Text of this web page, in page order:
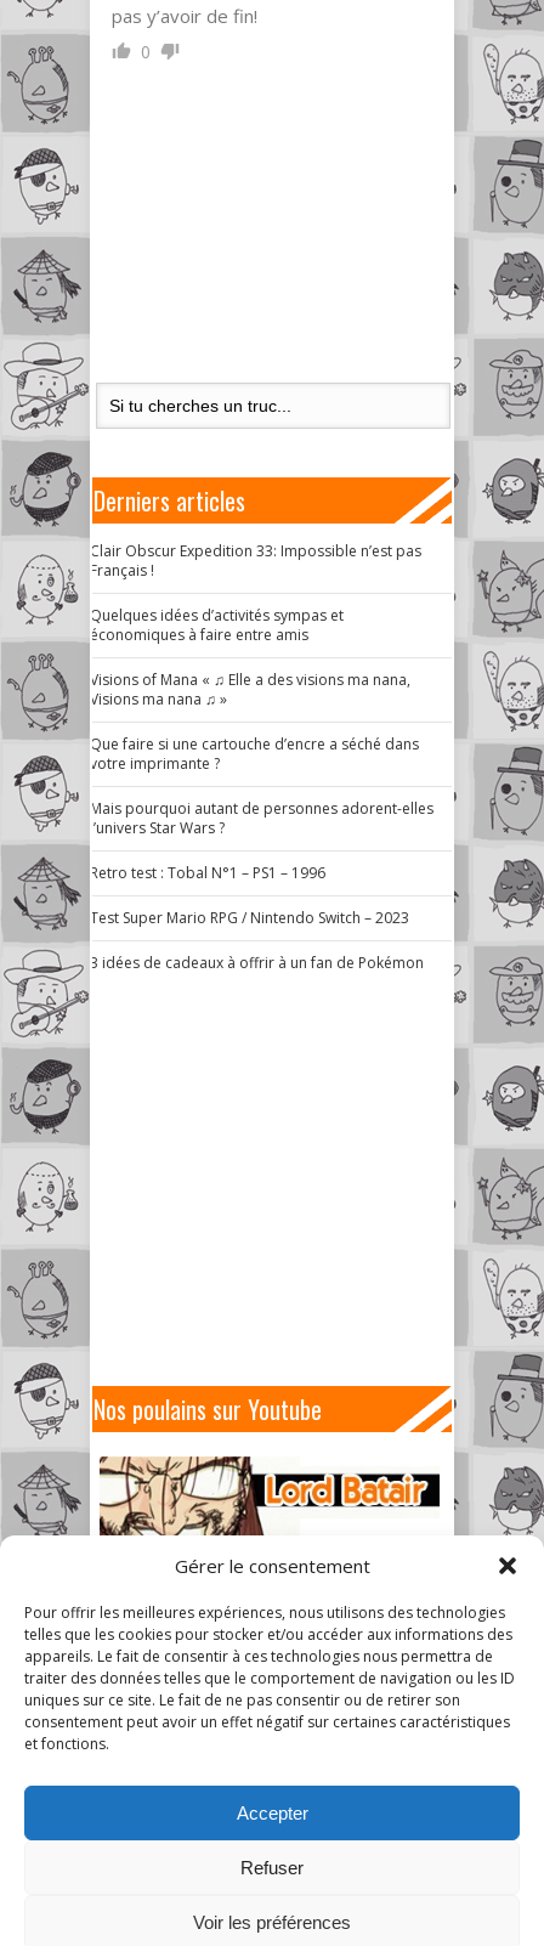
Gérer le consentement
Pour offrir les meilleures expériences, nous utilisons des technologies
telles que les cookies pour stocker et/ou accéder aux informations des
appareils. Le fait de consentir à ces technologies nous permettra de
traiter des données telles que le comportement de navigation ou les ID
uniques sur ce site. Le fait de ne pas consentir ou de retirer son
consentement peut avoir un effet négatif sur certaines caractéristiques
et fonctions.
Accepter
Refuser
Voir les préférences
pas y’avoir de fin!
0
Derniers articles
Clair Obscur Expedition 33: Impossible n’est pas
Français !
Quelques idées d’activités sympas et
économiques à faire entre amis
Visions of Mana « ♫ Elle a des visions ma nana,
Visions ma nana ♫ »
Que faire si une cartouche d’encre a séché dans
votre imprimante ?
Mais pourquoi autant de personnes adorent-elles
l’univers Star Wars ?
Retro test : Tobal N°1 – PS1 – 1996
Test Super Mario RPG / Nintendo Switch – 2023
3 idées de cadeaux à offrir à un fan de Pokémon
Nos poulains sur Youtube